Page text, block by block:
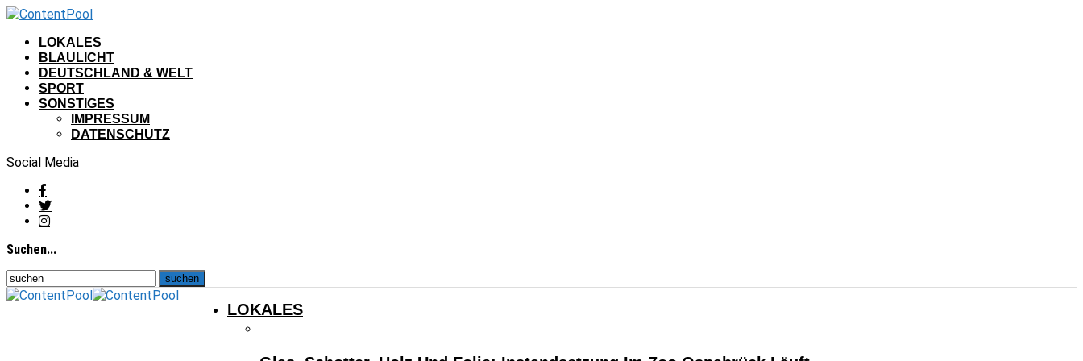
LOKALES
BLAULICHT
DEUTSCHLAND & WELT
SPORT
SONSTIGES
IMPRESSUM
DATENSCHUTZ
Social Media
Suchen...
LOKALES